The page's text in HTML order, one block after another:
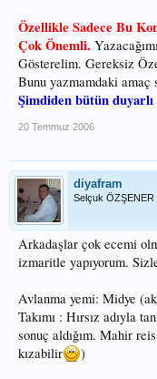
Özellikle Sadece Bu
Çok Önemli.
Gösterelim. Gereksiz
Bunu yazmamdaki amaç
Şimdiden bütün
20 Temmuz 2006
diyafram
Selçuk ÖZŞENER
Arkadaşlar çok ecemi
izmaritle yapıyorum.
Avlanma yemi: Midye
Takımı : Hırsız adıyla
sonuç aldığım. Mahir
kızabilir
)